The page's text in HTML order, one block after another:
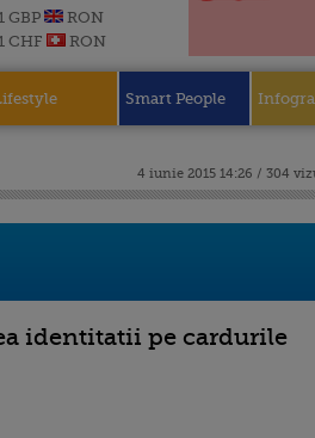
GBP
RON
CHF
RON
Smart People
4 iunie 2015 14:26 / 304
identitatii pe cardurile